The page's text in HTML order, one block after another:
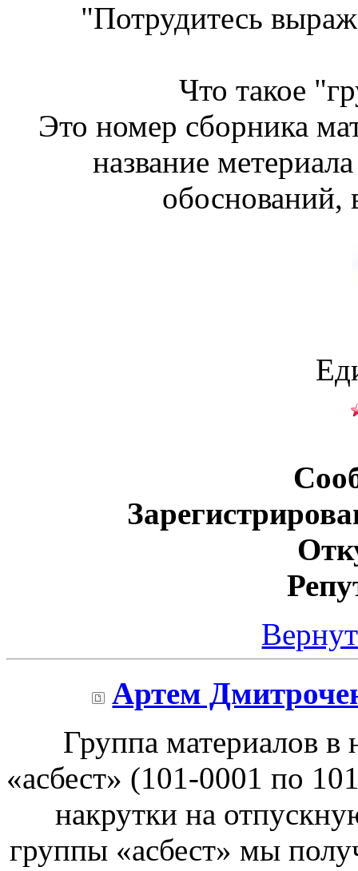
"Потрудитесь
Что такое
Это номер сборника
название
обоснований,
Артем
Группа материалов
«асбест» (101-0001 по
накрутки на
группы «асбест» мы